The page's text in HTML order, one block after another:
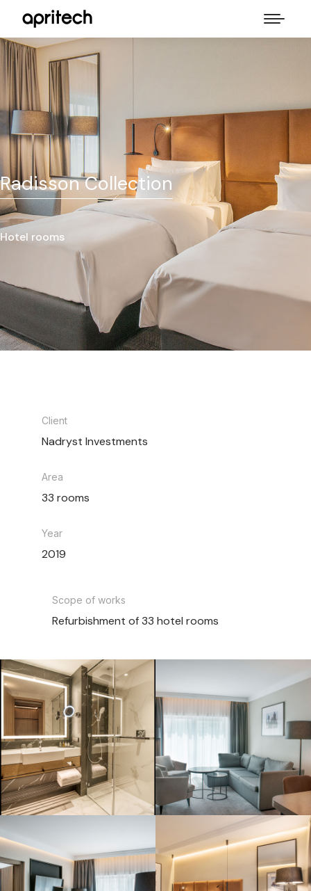
Radisson Collection
Hotel rooms
Client
Nadryst Investments
Area
33 rooms
Year
2019
Scope of works
Refurbishment of 33 hotel rooms